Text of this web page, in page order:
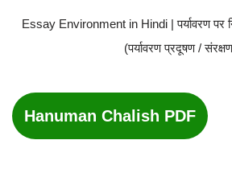
Essay Environment in Hindi | पर्यावरण पर
(पर्यावरण प्रदूषण /
Hanuman Chalish PDF